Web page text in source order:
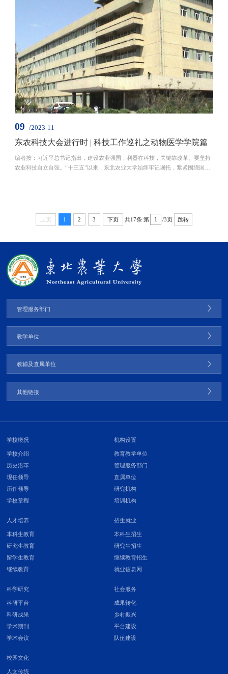
设成效显著，科技管理机制更加健全、创新环境更...
09 /2023-11
东农科技大会进行时 | 科技工作巡礼之动物医学学院篇
编者按：习近平总书记指出，建设农业强国，利器在科技，关键靠改革。要坚持
农业科技自立自强。“十三五”以来，东北农业大学始终牢记嘱托，紧紧围绕国家
上页 1 2 3 下页 共17条 第 /3页 跳转
管理服务部门
教学单位
教辅及直属单位
其他链接
学校概况
学校介绍
历史沿革
现任领导
历任领导
学校章程
机构设置
教育教学单位
管理服务部门
直属单位
研究机构
培训机构
人才培养
本科生教育
研究生教育
留学生教育
继续教育
招生就业
本科生招生
研究生招生
继续教育招生
就业信息网
科学研究
科研平台
科研成果
学术期刊
学术会议
社会服务
成果转化
乡村振兴
平台建设
队伍建设
校园文化
人文传统